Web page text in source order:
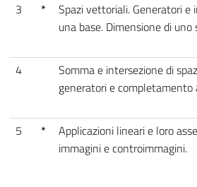
3
*
Spazi vettoriali. Generatori e
una base. Dimensione di
4
Somma e intersezione di
generatori e completamento
5
*
Applicazioni lineari e loro
immagini e controimmagini.